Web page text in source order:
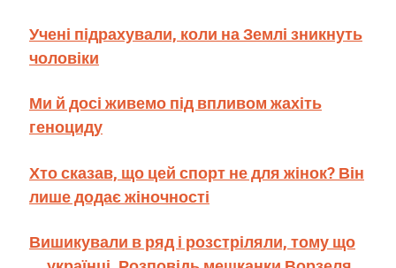
Учені підрахували, коли на Землі зникнуть
чоловіки
Ми й досі живемо під впливом жахіть
геноциду
Хто сказав, що цей спорт не для жінок? Він
лише додає жіночності
Вишикували в ряд і розстріляли, тому що